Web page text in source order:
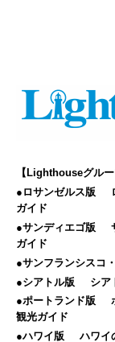
【Lighthouseグル
●ロサンゼルス版
ガイド
●サンディエゴ版
ガイド
●サンフランシスコ
●シアトル版
シア
●ポートランド版
観光ガイド
●ハワイ版
ハワイ